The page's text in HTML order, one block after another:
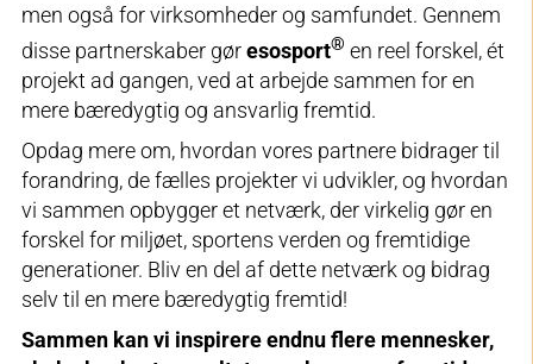
men også for virksomheder og samfundet. Gennem
disse partnerskaber gøresosport® en reel forskel, ét
projekt ad gangen, ved at arbejde sammen for en
mere bæredygtig og ansvarlig fremtid.
Opdag mere om, hvordan vores partnere bidrager til
forandring, de fælles projekter vi udvikler, og hvordan
vi sammen opbygger et netværk, der virkelig gør en
forskel for miljøet, sportens verden og fremtidige
generationer. Bliv en del af dette netværk og bidrag
selv til en mere bæredygtig fremtid!
Sammen kan vi inspirere endnu flere mennesker,